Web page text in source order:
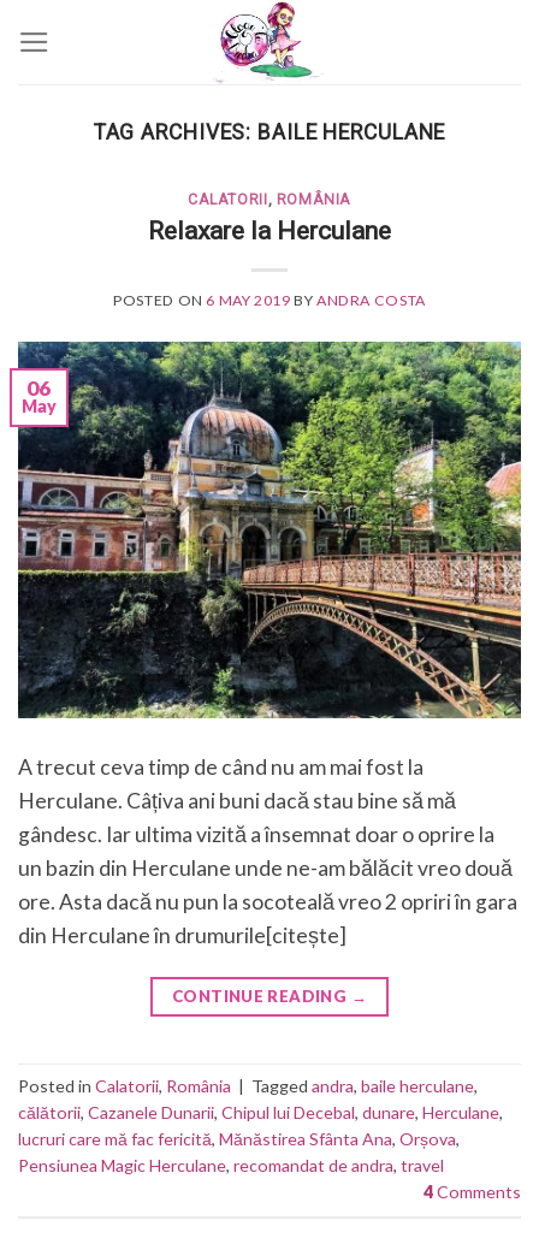
TAG ARCHIVES: BAILE HERCULANE
CALATORII, ROMÂNIA
Relaxare la Herculane
POSTED ON 6 MAY 2019 BYANDRA COSTA
06
May
A trecut ceva timp de când nu am mai fost la
Herculane. Câțiva ani buni dacă stau bine să mă
gândesc. Iar ultima vizită a însemnat doar o oprire la
un bazin din Herculane unde ne-am bălăcit vreo două
ore. Asta dacă nu pun la socoteală vreo 2 opriri în gara
din Herculane în drumurile[citește]
CONTINUE READING →
Posted in Calatorii, România | Tagged andra, baile herculane,
călătorii, Cazanele Dunarii, Chipul lui Decebal, dunare, Herculane,
lucruri care mă fac fericită, Mănăstirea Sfânta Ana, Orșova,
Pensiunea Magic Herculane, recomandat de andra, travel
4Comments